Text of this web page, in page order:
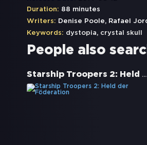
Duration: 88 minutes
Writers: Denise Poole, Rafael
Keywords: dystopia, crystal skull
People also
Starship Troopers 2: Held der Föderation